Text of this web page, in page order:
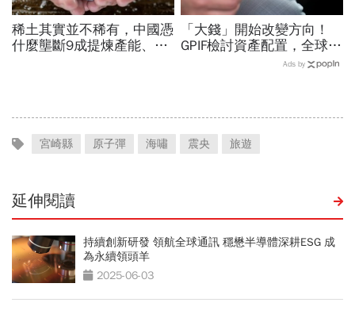
稀土其實並不稀有，中國憑
什麼壟斷9成提煉產能、掐
「大錢」開始改變方向！
GPIF檢討資產配置，全球資
金流向恐迎重大變局
Ads by
宮崎縣 原子彈 海嘯 震央 旅遊
延伸閱讀
持續創新研發 領航全球通訊 穩懋半導體深耕ESG 成
為永續領頭羊
2025-06-03